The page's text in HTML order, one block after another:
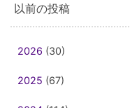
以前の投稿
2026 (30)
2025 (67)